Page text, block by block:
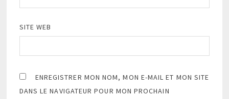
SITE WEB
ENREGISTRER MON NOM, MON E-MAIL ET MON SITE
DANS LE NAVIGATEUR POUR MON PROCHAIN